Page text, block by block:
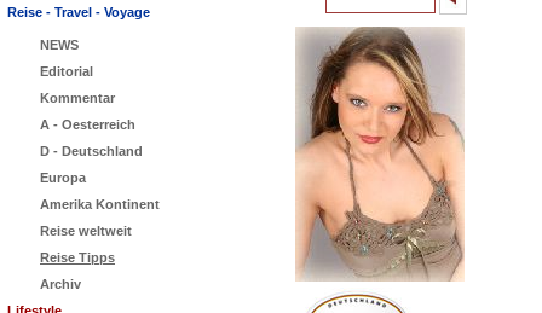
Reise - Travel - Voyage
NEWS
Editorial
Kommentar
A - Oesterreich
D - Deutschland
Europa
Amerika Kontinent
Reise weltweit
Reise Tipps
Archiv